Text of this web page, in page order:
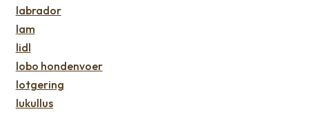
labrador
lam
lidl
lobo hondenvoer
lotgering
lukullus